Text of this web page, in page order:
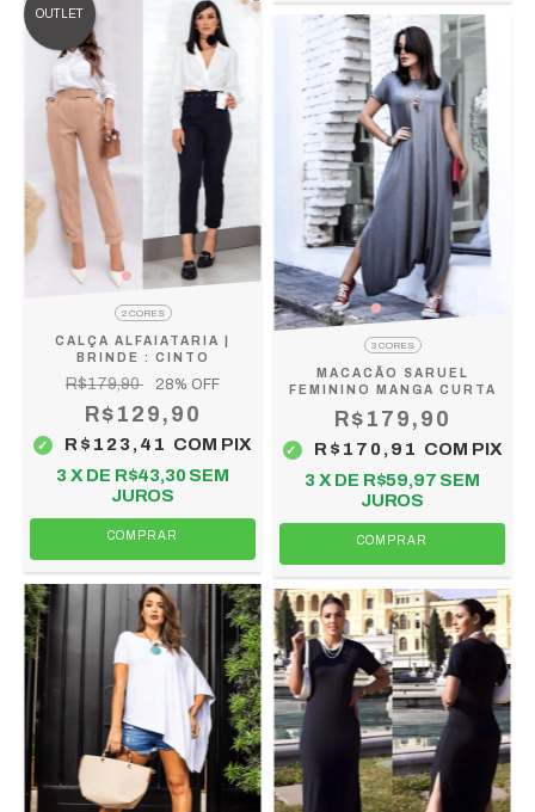
OUTLET
2 CORES
CALÇA ALFAIATARIA |
BRINDE : CINTO
R$179,90 28% OFF
R$129,90
R$123,41 COM PIX
3 X DE R$43,30 SEM
JUROS
COMPRAR
3 CORES
MACACÃO SARUEL
FEMININO MANGA CURTA
R$179,90
R$170,91 COM PIX
3 X DE R$59,97 SEM
JUROS
COMPRAR